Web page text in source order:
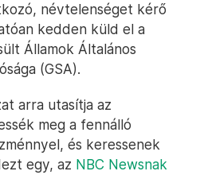
névtelenséget kérő
kedden küld el a
Államok Általános
(GSA).
arra utasítja az
meg a fennálló
és keressenek
egy, az NBC Newsnak